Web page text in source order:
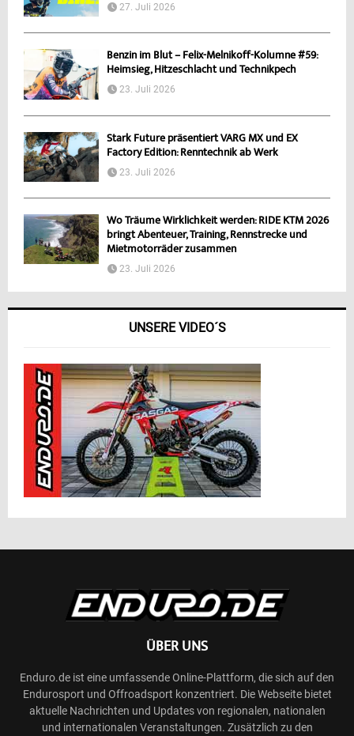
27. Juli 2026
Benzin im Blut – Felix-Melnikoff-Kolumne #59:
Heimsieg, Hitzeschlacht und Technikpech
23. Juli 2026
Stark Future präsentiert VARG MX und EX
Factory Edition: Renntechnik ab Werk
23. Juli 2026
Wo Träume Wirklichkeit werden: RIDE KTM 2026
bringt Abenteuer, Training, Rennstrecke und
Mietmotorräder zusammen
23. Juli 2026
UNSERE VIDEO´S
ÜBER UNS
Enduro.de ist eine umfassende Online-Plattform, die sich auf den
Endurosport und Offroadsport konzentriert. Die Webseite bietet
aktuelle Nachrichten und Updates von regionalen, nationalen
und internationalen Veranstaltungen. Zusätzlich zu den